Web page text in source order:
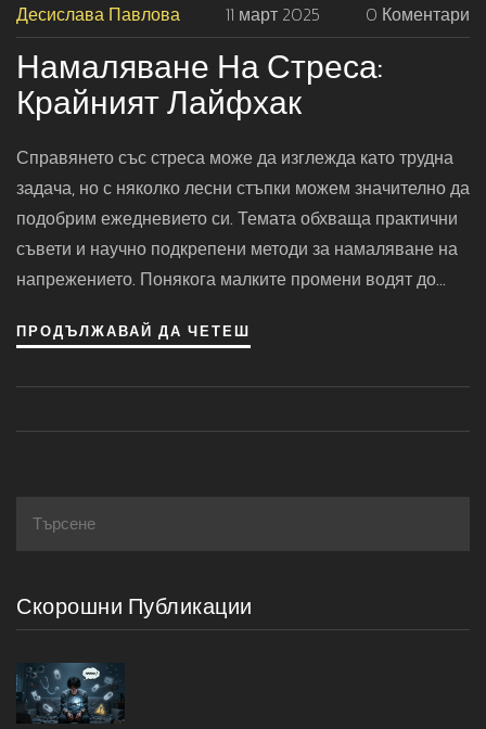
Десислава Павлова 11 март 2025 0 Коментари
Намаляване На Стреса:
Крайният Лайфхак
Справянето със стреса може да изглежда като трудна
задача, но с няколко лесни стъпки можем значително да
подобрим ежедневието си. Темата обхваща практични
съвети и научно подкрепени методи за намаляване на
напрежението. Понякога малките промени водят до
управление на стреса по естествени начини, тази
ПРОДЪЛЖАВАЙ ДА ЧЕТЕШ
Скорошни Публикации